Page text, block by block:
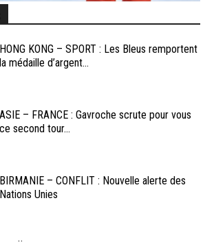
HONG KONG – SPORT : Les Bleus remportent
la médaille d’argent...
ASIE – FRANCE : Gavroche scrute pour vous
ce second tour...
BIRMANIE – CONFLIT : Nouvelle alerte des
Nations Unies